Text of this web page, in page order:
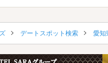
デートスポット検索 愛知